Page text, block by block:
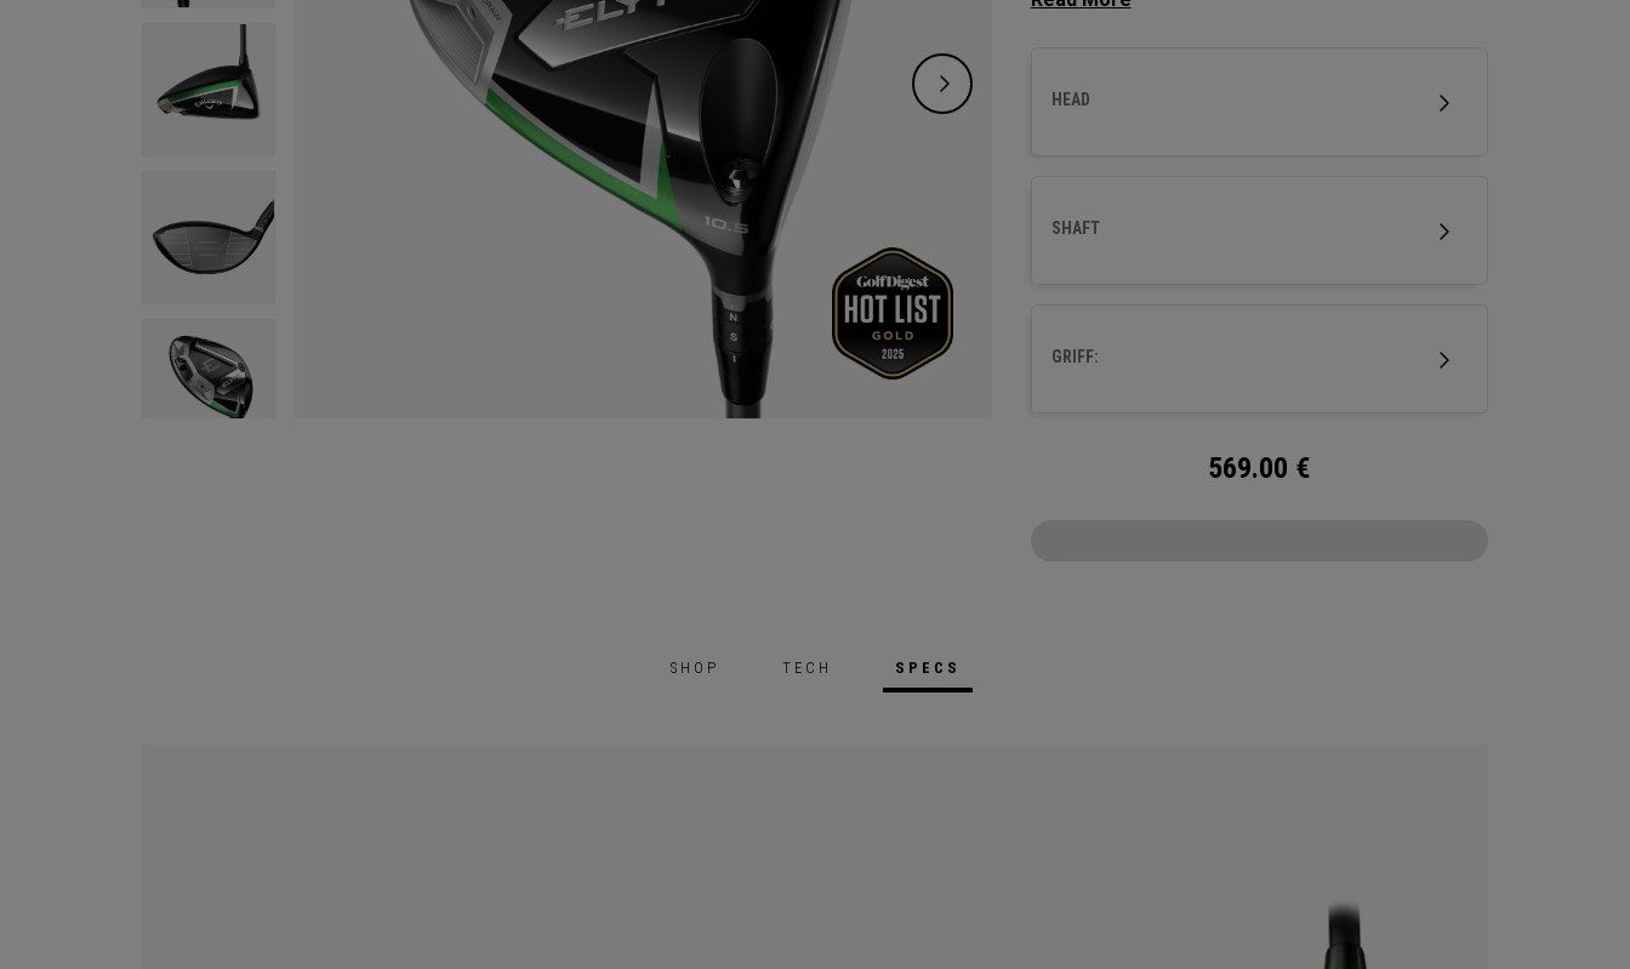
Geschwindigkeit zu optimieren. Zudem definiert die
HEAD
SHAFT
GRIFF:
569.00 €
SHOP TECH SPECS